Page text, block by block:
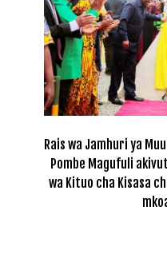
Rais wa Jamhuri ya
Pombe Magufuli
wa Kituo cha Kisasa